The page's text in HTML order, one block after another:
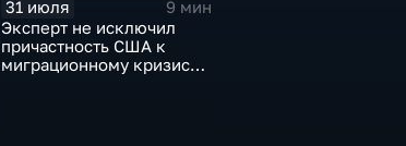
31 июля
9 мин
Эксперт не исключил
причастность США к
миграционному кризису в